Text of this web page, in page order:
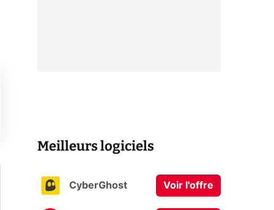
Meilleurs logiciels
CyberGhost Voir l'offre